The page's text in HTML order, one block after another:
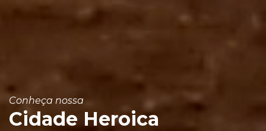
Conheça nossa
Cidade Heroica